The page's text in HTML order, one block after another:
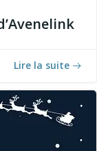
Lire la suite